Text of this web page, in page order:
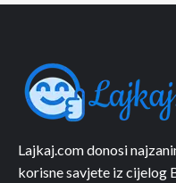
Lajkaj.com donosi
korisne savjete iz cijelog